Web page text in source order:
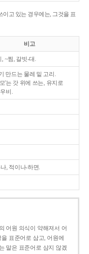
이고 있는 경우에는, 그것을 표
비고
, ~찜, 갈빗-대.
만드는 물레 밑 고리.
'는 갓 위에 쓰는, 유지로
비.
, 적이나-하면.
어원 의식이 약해져서 어
표준어로 삼고, 어원에
말은 표준어로 삼지 않겠